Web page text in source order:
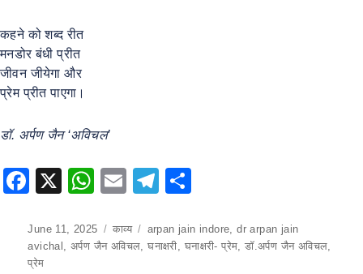
कहने को शब्द रीत
मनडोर बंधी प्रीत
जीवन जीयेगा और
प्रेम प्रीत पाएगा।
डॉ. अर्पण जैन ‘अविचल’
F
c
e
X
W
at
s
E
ai
l
T
e
gr
ar
e
Posted
on
June 11, 2025 Categories
काव्य Tags
arpan jain indore ,dr arpan jain
avichal ,अर्पण जैन अविचल ,घनाक्षरी घनाक्षरी- प्रेम ,डॉ.अर्पण जैन अविचल
प्रेम